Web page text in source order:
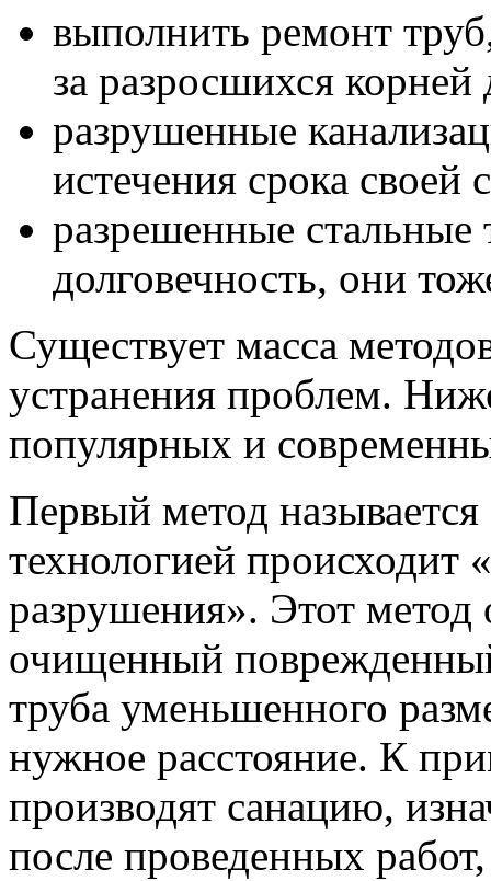
выполнить ремонт
за разросшихся корней
разрушенные
истечения срока своей
разрешенные
долговечность, они
Существует масса
устранения проблем.
популярных и
Первый метод
технологией происходит
разрушения». Этот метод
очищенный
труба уменьшенного
нужное расстояние. К
производят санацию,
после проведенных